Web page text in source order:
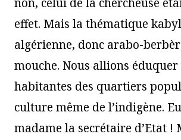
effet. Mais la thématique
algérienne, donc arabo-
mouche. Nous allions
habitantes des quartiers
culture même de l’indigène.
madame la secrétaire d’Etat !